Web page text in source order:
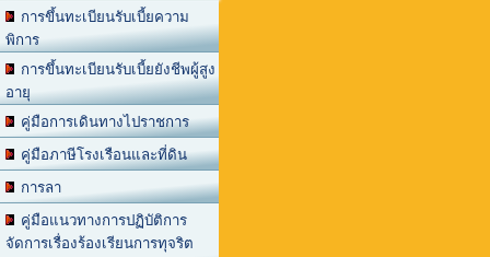
การขึ้นทะเบียนรับเบี้ยความ
พิการ
การขึ้นทะเบียนรับเบี้ยยังชีพผู้สูง
อายุ
คู่มือการเดินทางไปราชการ
คู่มือภาษีโรงเรือนและที่ดิน
การลา
คู่มือแนวทางการปฏิบัติการ
จัดการเรื่องร้องเรียนการทุจริต